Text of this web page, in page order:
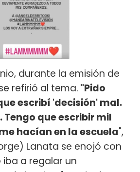
durante la emisión de
refirió al tema. "Pido
escribí 'decisión' mal.
Tengo que escribir mil
hacían en la escuela",
Lanata se enojó con
iba a regalar un